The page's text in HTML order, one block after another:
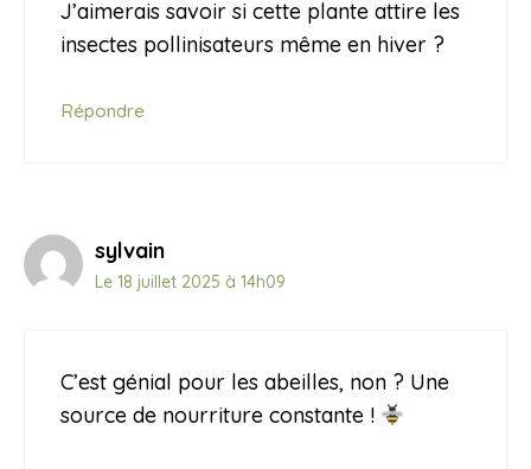
J’aimerais savoir si cette plante attire les
insectes pollinisateurs même en hiver ?
Répondre
sylvain
Le 18 juillet 2025 à 14h09
C’est génial pour les abeilles, non ? Une
source de nourriture constante !